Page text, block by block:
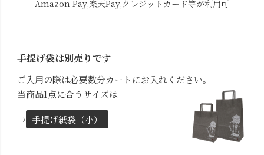
Amazon Pay,楽天Pay,クレジットカード等が利用可
手提げ袋は別売りです
ご入用の際は必要数分カートにお入れください。
当商品1点に合うサイズは
→ 手提げ紙袋（小）